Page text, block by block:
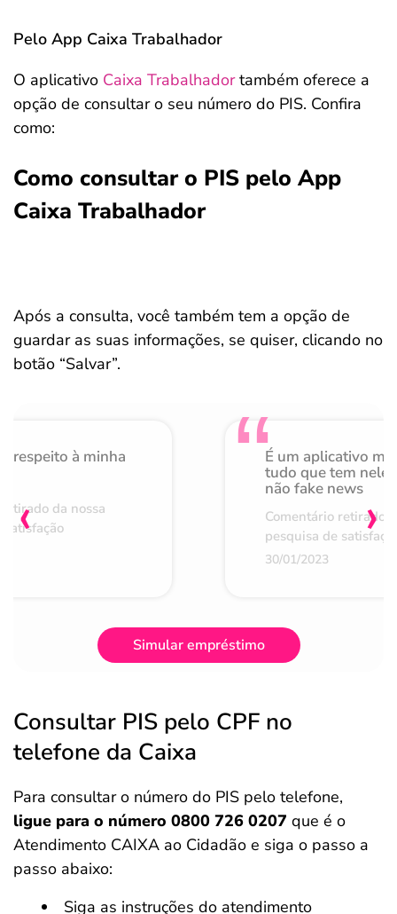
Pelo App Caixa Trabalhador
O aplicativo Caixa Trabalhadortambém oferece a
opção de consultar o seu número do PIS. Confira
como:
Como consultar o PIS pelo App
Caixa Trabalhador
Após a consulta, você também tem a opção de
guardar as suas informações, se quiser, clicando no
botão “Salvar”.
respeito à minha
da nossa
É um aplicativo
tudo que tem nele
não fake news
Comentário retirado
pesquisa de
30/01/2023
‹ ›
Simular empréstimo
Consultar PIS pelo CPF no
telefone da Caixa
Para consultar o número do PIS pelo telefone,
ligue para o número 0800 726 0207 que é o
Atendimento CAIXA ao Cidadão e siga o passo a
passo abaixo:
Siga as instruções do atendimento